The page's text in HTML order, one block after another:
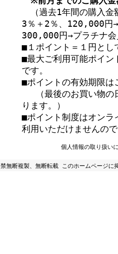
（過去1年間の購入
3％＋2％、120,000円
300,000円→プラチナ会
■１ポイント＝１円とし
■最大ご利用可能ポイン
です。
■ポイントの有効期限は
（最後のお買い物の
ります。）
■ポイント制度はオン
利用いただけませんの
個人情報の取り扱い
禁無断複製、無断転載 このホームページに